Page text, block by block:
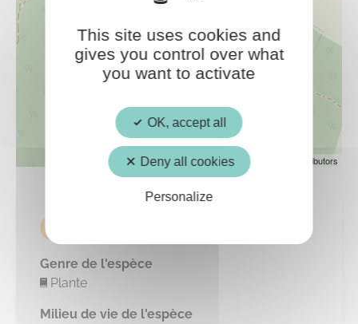
Leaflet| ©OpenStreetMap contributors
Genre de l'espèce
Plante
Milieu de vie de l'espèce
This site uses cookies and
gives you control over what
you want to activate
OK, accept all
Deny all cookies
Personalize